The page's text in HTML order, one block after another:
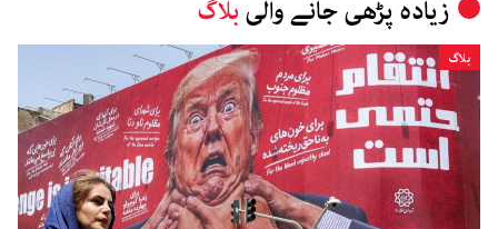
زیادہ پڑھی جانے والی بلاگ
بلاگ